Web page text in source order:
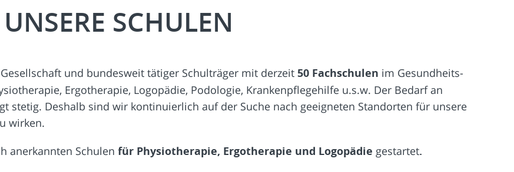
UNSERE SCHULEN
und bundesweit tätiger Schulträger mit derzeit 50 Fachschulen im Gesundheits-
Ergotherapie, Logopädie, Podologie, Krankenpflegehilfe u.s.w. Der Bedarf an
stetig. Deshalb sind wir kontinuierlich auf der Suche nach geeigneten Standorten für unsere
wirken.
anerkannten Schulen für Physiotherapie, Ergotherapie und Logopädie gestartet.